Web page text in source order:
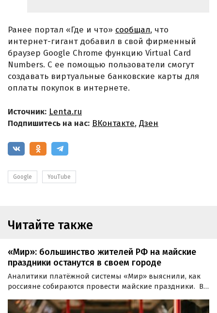
Ранее портал «Где и что» сообщал, что
интернет-гигант добавил в свой фирменный
браузер Google Chrome функцию Virtual Card
Numbers. С ее помощью пользователи смогут
создавать виртуальные банковские карты для
оплаты покупок в интернете.
Источник: Lenta.ru
Подпишитесь на нас: ВКонтакте, Дзен
Google YouTube
Читайте также
«Мир»: большинство жителей РФ на майские
праздники останутся в своем городе
Аналитики платёжной системы «Мир» выяснили, как
россияне собираются провести майские праздники. В
дальние поездки на длинные выходные.